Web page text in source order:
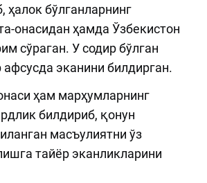
ҳалок бўлганларнинг
онасидан ҳамда Ўзбекистон
сўраган. У содир бўлган
эканини билдирган.
ҳам марҳумларнинг
билдириб, қонун
масъулиятни ўз
тайёр эканликларини